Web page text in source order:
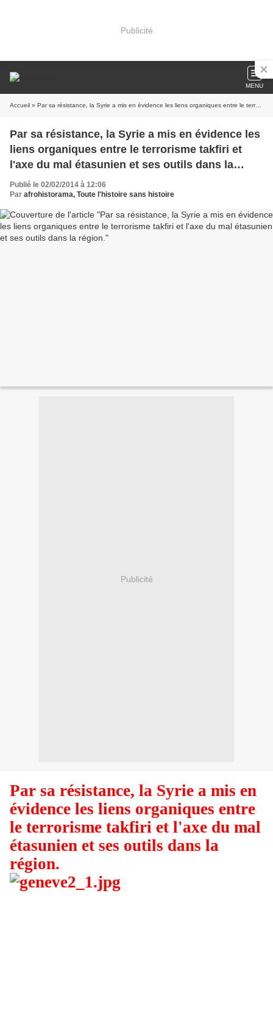
Publicité
MENU
Accueil » Par sa résistance, la Syrie a mis en évidence les liens organiques entre le terrorisme takfiri et l'axe du mal étasunien et ses outils dans la région.
Par sa résistance, la Syrie a mis en évidence les
liens organiques entre le terrorisme takfiri et
l'axe du mal étasunien et ses outils dans la
région.
Publié le 02/02/2014 à 12:06
Par afrohistorama, Toute l'histoire sans histoire
Publicité
Par sa résistance, la Syrie a mis en
évidence les liens organiques entre
le terrorisme takfiri et l'axe du mal
étasunien et ses outils dans la
région.